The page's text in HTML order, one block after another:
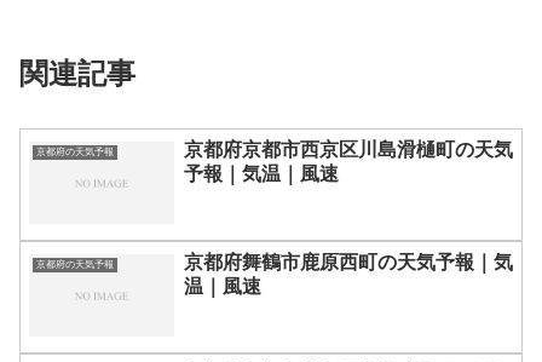
関連記事
京都府の天気予報
京都府京都市西京区川島滑樋町の天気
予報｜気温｜風速
京都府の天気予報
京都府舞鶴市鹿原西町の天気予報｜気
温｜風速